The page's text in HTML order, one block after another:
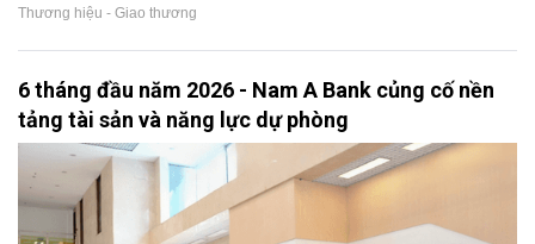
Thương hiệu - Giao thương
6 tháng đầu năm 2026 - Nam A Bank củng cố nền
tảng tài sản và năng lực dự phòng